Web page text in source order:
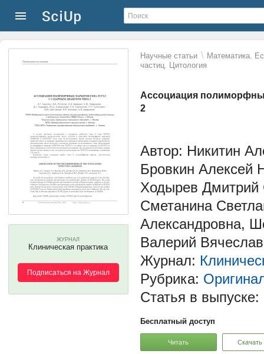
Научные статьи \ Математика.
частиц. Цитология
Ассоциация
2
ЖУРНАЛ
Клиническая практика
Подписаться на Журнал
Автор: Никитин
Бровкин Алексей
Ходырев
Сметанина
Александровна,
Валерий
Журнал:
Рубрика:
Статья в выпуске:
Бесплатный доступ
Читать Скачать